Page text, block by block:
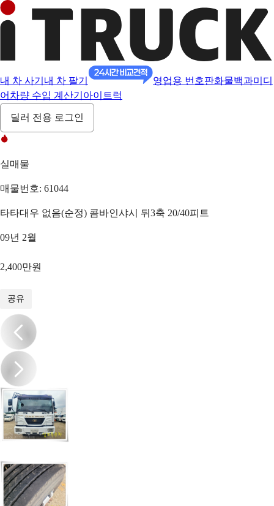
내 차 사기 내 차 팔기 영업용 번호판화물백과미디
어 차량 수입 계산기 아이트럭
딜러 전용 로그인
실매물
매물번호: 61044
타타대우 없음(순정) 콤바인샤시 뒤3축 20/40피트
09년 2월
2,400만원
공유
/14